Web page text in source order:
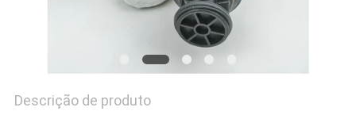
Descrição de produto